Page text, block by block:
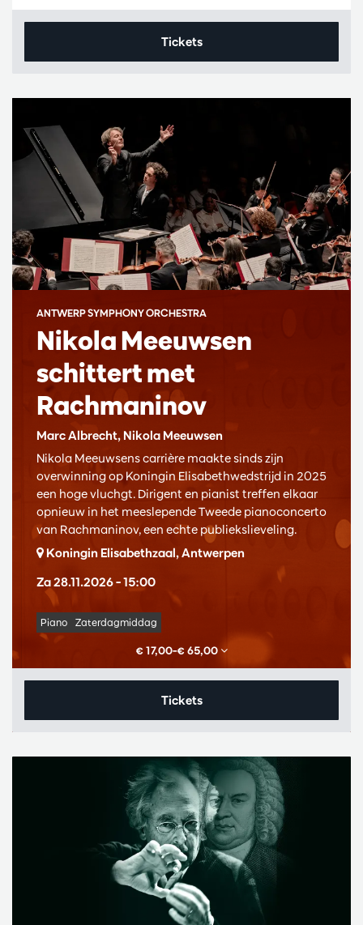
Tickets
Nikola Meeuwsen
schittert met
Rachmaninov
Marc Albrecht, Nikola Meeuwsen
ANTWERP SYMPHONY ORCHESTRA
Za 28.11.2026– 15:00
Nikola Meeuwsens carrière maakte sinds zijn
overwinning op Koningin Elisabethwedstrijd in 2025
een hoge vluchgt. Dirigent en pianist treffen elkaar
opnieuw in het meeslepende Tweede pianoconcerto
van Rachmaninov, een echte publiekslieveling.
Koningin Elisabethzaal, Antwerpen
Piano Zaterdagmiddag
€ 17,00–€ 65,00
Tickets